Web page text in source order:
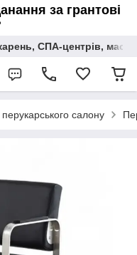
за грантові
СПА-центрів,
салону